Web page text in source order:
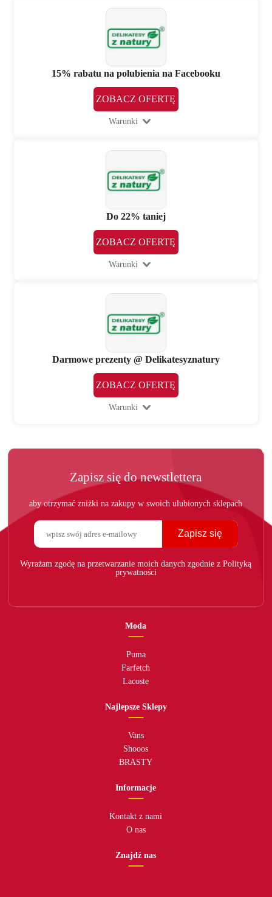
15% rabatu na polubienia na Facebooku
ZOBACZ OFERTĘ
Warunki
Do 22% taniej
ZOBACZ OFERTĘ
Warunki
Darmowe prezenty @ Delikatesyznatury
ZOBACZ OFERTĘ
Warunki
Zapisz się do newstlettera
aby otrzymać zniżki na zakupy w swoich ulubionych sklepach
Zapisz się
Wyrażam zgodę na przetwarzanie moich danych zgodnie z Polityką
prywatności
Moda
Puma
Farfetch
Lacoste
Najlepsze Sklepy
Vans
Shooos
BRASTY
Informacje
Kontakt z nami
O nas
Znajdź nas